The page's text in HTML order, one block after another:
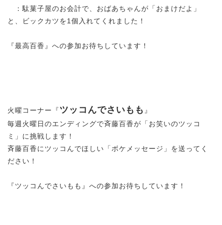
：駄菓子屋のお会計で、おばあちゃんが「おまけだよ」
と、ビックカツを1個入れてくれました！
『最高百香』への参加お待ちしています！
火曜コーナー『ツッコんでさいもも 』
毎週火曜日のエンディングで斉藤百香が「お笑いのツッコ
ミ」に挑戦します！
斉藤百香にツッコんでほしい「ボケメッセージ」を送ってく
ださい！
『ツッコんでさいもも』への参加お待ちしています！